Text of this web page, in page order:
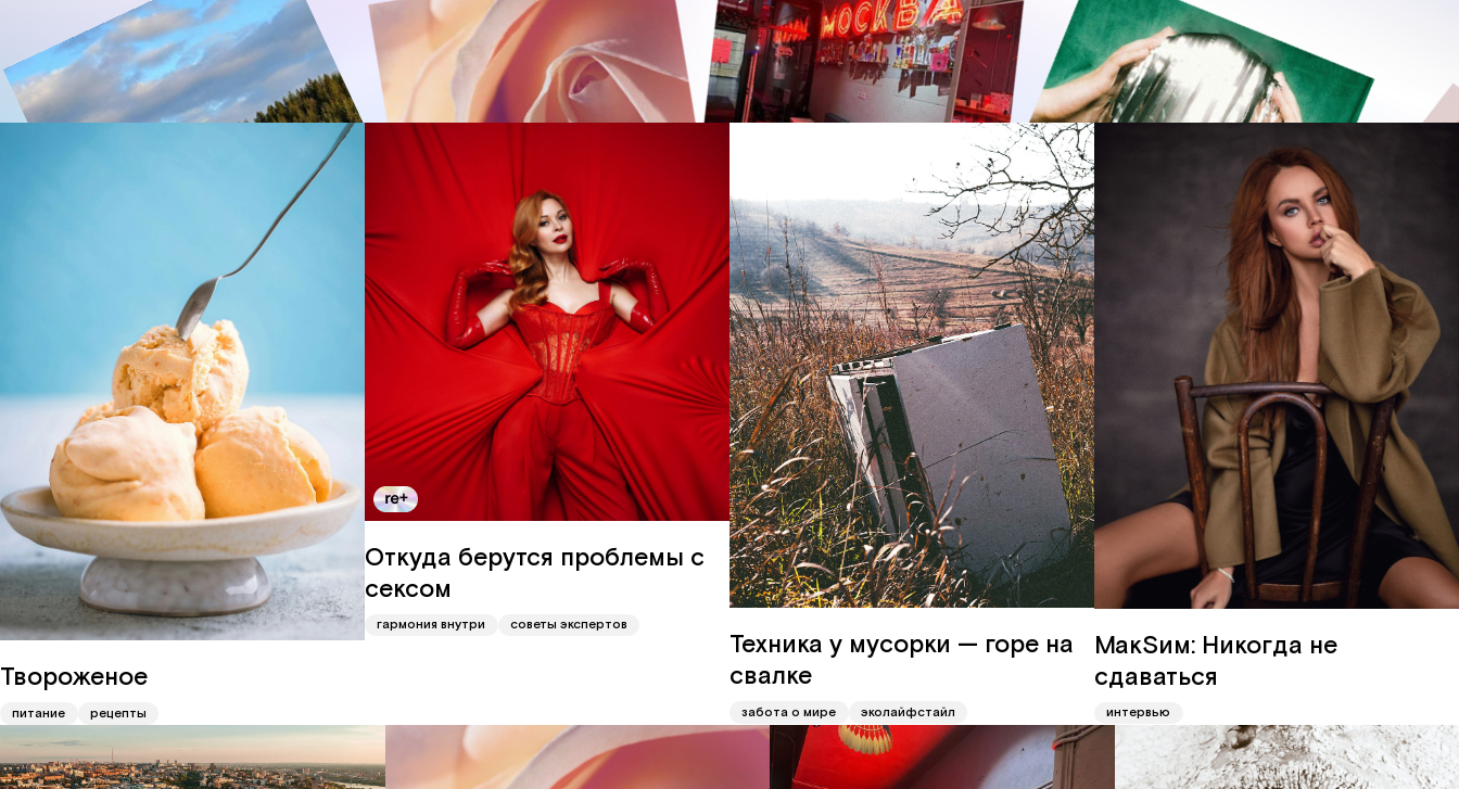
Твороженое
питание рецепты
Откуда берутся проблемы с
сексом
гармония внутри советы экспертов
Техника у мусорки — горе на
свалке
забота о мире эколайфстайл
МакSим: Никогда не
сдаваться
интервью